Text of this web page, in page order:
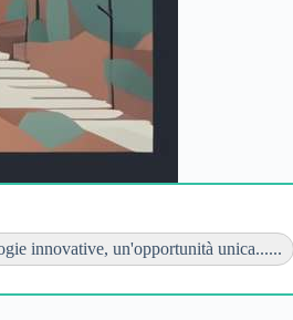
innovative, un'opportunità unica......